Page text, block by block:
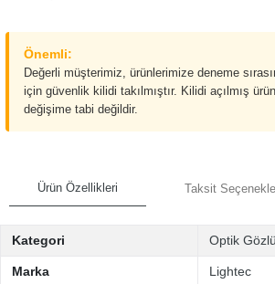
Önemli:
Değerli müşterimiz, ürünlerimize deneme
için güvenlik kilidi takılmıştır. Kilidi açılmış
değişime tabi değildir.
Ürün Özellikleri Taksit
Kategori Optik
Marka Lightec